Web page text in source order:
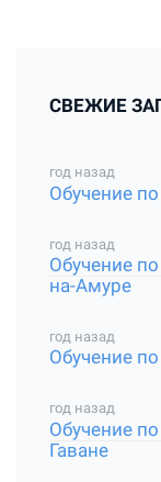
СВЕЖИЕ
год назад
Обучение
год назад
Обучение
на-Амуре
год назад
Обучение
год назад
Обучение
Гаване